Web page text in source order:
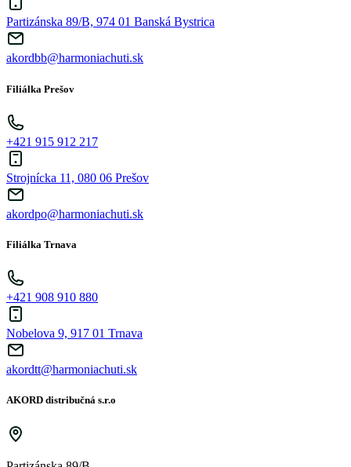
Partizánska 89/B, 974 01 Banská Bystrica
akordbb@harmoniachuti.sk
Filiálka Prešov
+421 915 912 217
Strojnícka 11, 080 06 Prešov
akordpo@harmoniachuti.sk
Filiálka Trnava
+421 908 910 880
Nobelova 9, 917 01 Trnava
akordtt@harmoniachuti.sk
AKORD distribučná s.r.o